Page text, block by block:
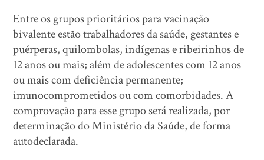
Entre os grupos prioritários para vacinação
bivalente estão trabalhadores da saúde, gestantes e
puérperas, quilombolas, indígenas e ribeirinhos de
12 anos ou mais; além de adolescentes com 12 anos
ou mais com deficiência permanente;
imunocomprometidos ou com comorbidades. A
comprovação para esse grupo será realizada, por
determinação do Ministério da Saúde, de forma
autodeclarada.